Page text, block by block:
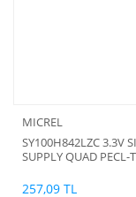
MICREL
SY100H842LZC 3.3V
SUPPLY QUAD PECL-
257,09 TL